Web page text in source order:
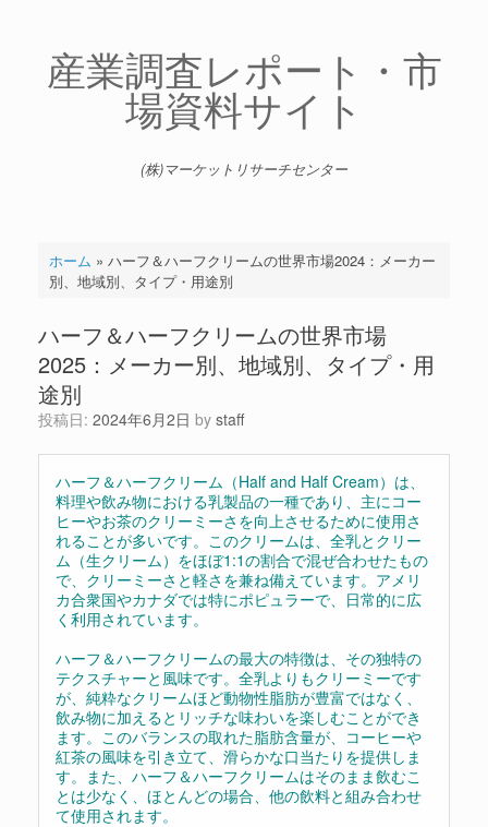
産業調査レポート・市
場資料サイト
(株)マーケットリサーチセンター
ホーム » ハーフ＆ハーフクリームの世界市場2024：メーカー
別、地域別、タイプ・用途別
ハーフ＆ハーフクリームの世界市場
2025：メーカー別、地域別、タイプ・用
途別
投稿日: 2024年6月2日 by staff
ハーフ＆ハーフクリーム（Half and Half Cream）は、
料理や飲み物における乳製品の一種であり、主にコー
ヒーやお茶のクリーミーさを向上させるために使用さ
れることが多いです。このクリームは、全乳とクリー
ム（生クリーム）をほぼ1:1の割合で混ぜ合わせたもの
で、クリーミーさと軽さを兼ね備えています。アメリ
カ合衆国やカナダでは特にポピュラーで、日常的に広
く利用されています。
ハーフ＆ハーフクリームの最大の特徴は、その独特の
テクスチャーと風味です。全乳よりもクリーミーです
が、純粋なクリームほど動物性脂肪が豊富ではなく、
飲み物に加えるとリッチな味わいを楽しむことができ
ます。このバランスの取れた脂肪含量が、コーヒーや
紅茶の風味を引き立て、滑らかな口当たりを提供しま
す。また、ハーフ＆ハーフクリームはそのまま飲むこ
とは少なく、ほとんどの場合、他の飲料と組み合わせ
て使用されます。